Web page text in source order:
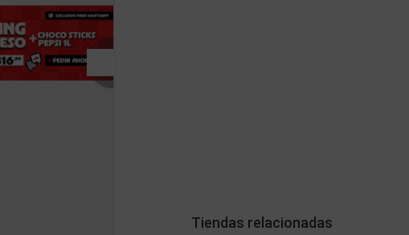
Tiendas relacionadas